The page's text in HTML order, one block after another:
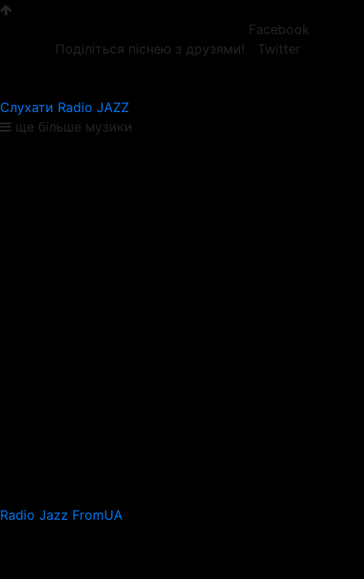
Поділіться піснею з друзями!
Facebook
Twitter
Слухати Radio JAZZ
ще більше музики
Radio Jazz FromUA